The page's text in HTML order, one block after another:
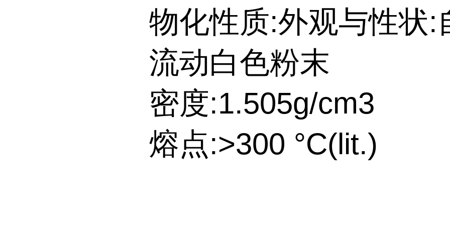
物化性质:外观与性状:
流动白色粉末
密度:1.505g/cm3
熔点:>300 °C(lit.)